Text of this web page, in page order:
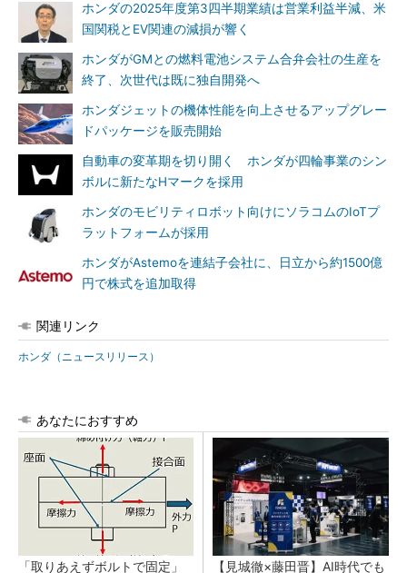
ホンダの2025年度第3四半期業績は営業利益半減、米
国関税とEV関連の減損が響く
ホンダがGMとの燃料電池システム合弁会社の生産を
終了、次世代は既に独自開発へ
ホンダジェットの機体性能を向上させるアップグレー
ドパッケージを販売開始
自動車の変革期を切り開く ホンダが四輪事業のシン
ボルに新たなHマークを採用
ホンダのモビリティロボット向けにソラコムのIoTプ
ラットフォームが採用
ホンダがAstemoを連結子会社に、日立から約1500億
円で株式を追加取得
関連リンク
ホンダ（ニュースリリース）
あなたにおすすめ
「取りあえずボルトで固定」 【見城徹×藤田晋】AI時代でも